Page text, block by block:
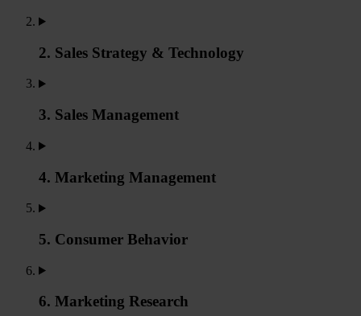
2. Sales Strategy & Technology
3. Sales Management
4. Marketing Management
5. Consumer Behavior
6. Marketing Research